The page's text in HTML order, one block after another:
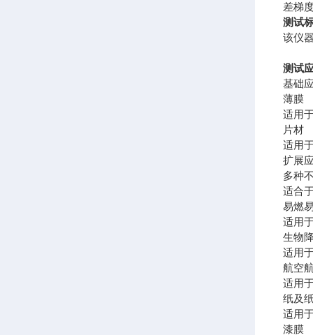
差梯
测试
该仪
测试
基础
薄膜
适用
片材
适用
扩展
多种
适合
易燃
适用
生物
适用
航空
适用
纸及
适用
漆膜